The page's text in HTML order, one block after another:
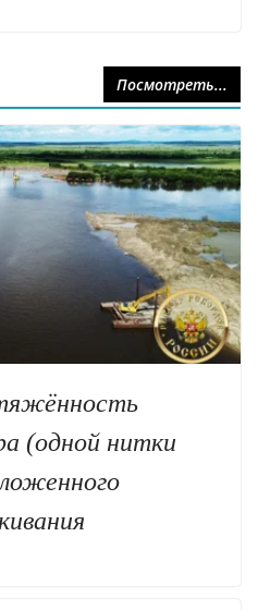
Посмотреть...
(одной нитки